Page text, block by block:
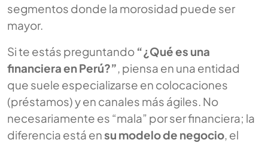
segmentos donde la morosidad puede ser
mayor.
Si te estás preguntando “¿Qué es una
financiera en Perú?” , piensa en una entidad
que suele especializarse en colocaciones
(préstamos) y en canales más ágiles. No
necesariamente es “mala” por ser financiera; la
diferencia está ensu modelo de negocio , el